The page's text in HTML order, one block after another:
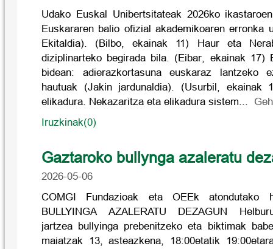
Udako Euskal Unibertsitateak 2026ko
Euskararen balio ofizial akademikoaren erronka
Ekitaldia). (Bilbo, ekainak 11) Haur eta
diziplinarteko begirada bila. (Eibar, ekainak 17)
bidean: adierazkortasuna euskaraz lantzeko
hautuak (Jakin jardunaldia). (Usurbil, ekainak
elikadura. Nekazaritza eta elikadura sistem...
Iruzkinak(0)
Gaztaroko bullynga azaleratu
2026-05-06
COMGI Fundazioak eta OEEk atondutako
BULLYINGA AZALERATU DEZAGUN
jartzea bullyinga prebenitzeko eta biktimak
maiatzak 13, asteazkena, 18:00etatik